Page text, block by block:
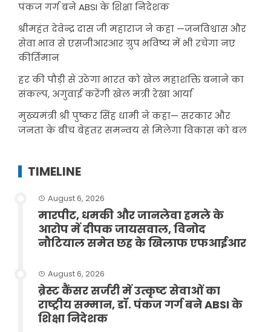
पंकज गर्ग बने ABSI के शिक्षा निदेशक
श्रीमहंत देवेन्द्र दास जी महाराज ने कहा —जनविश्वास और
सेवा भाव से एसजीआरआर ग्रुप भविष्य में भी रचेगा नए
कीर्तिमान
हर की पौड़ी से उठेगा भारत को खेल महाशक्ति बनाने का
संकल्प, अगुवाई करेंगी खेल मंत्री रेखा आर्या
मुख्यमंत्री श्री पुष्कर सिंह धामी ने कहा— सरकार और
जनता के बीच बेहतर समन्वय से मिलेगा विकास को बल
TIMELINE
August 6, 2026
मारपीट, धमकी और जानलेवा हमले के
आरोप में दीपक जायसवाल, विनोद
नौटियाल समेत छह के खिलाफ एफआईआर
August 6, 2026
ब्रेस्ट कैंसर सर्जरी में उत्कृष्ट सेवाओं का
राष्ट्रीय सम्मान, डॉ. पंकज गर्ग बने ABSI के
शिक्षा निदेशक